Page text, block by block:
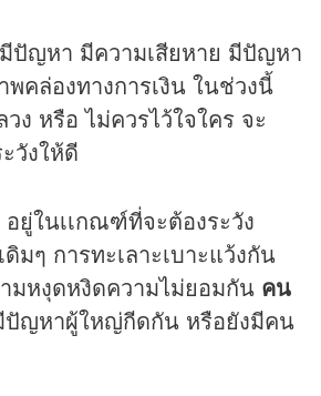
ปัญหา มีความเสียหาย มีปัญหา
พคล่องทางการเงิน ในช่วงนี้
ง หรือ ไม่ควรไว้ใจใคร จะ
วังให้ดี
ยู่ในเเกณฑ์ที่จะต้องระวัง
ดิมๆ การทะเลาะเบาะแว้งกัน
มหงุดหงิดความไม่ยอมกัน คน
ปัญหาผู้ใหญ่กีดกัน หรือยังมีคน